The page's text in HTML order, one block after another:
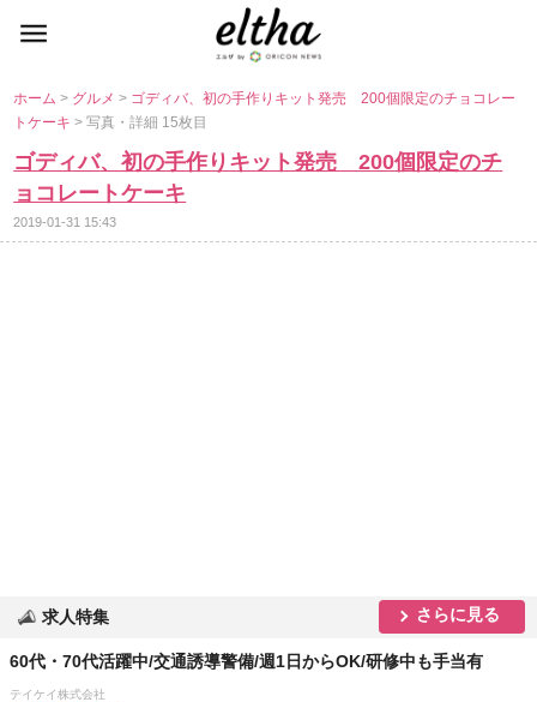
ホーム> グルメ> ゴディバ、初の手作りキット発売 200個限定のチョコレー
トケーキ> 写真・詳細 15枚目
ゴディバ、初の手作りキット発売 200個限定のチ
ョコレートケーキ
2019-01-31 15:43
求人特集 さらに見る
60代・70代活躍中/交通誘導警備/週1日からOK/研修中も手当有
テイケイ株式会社